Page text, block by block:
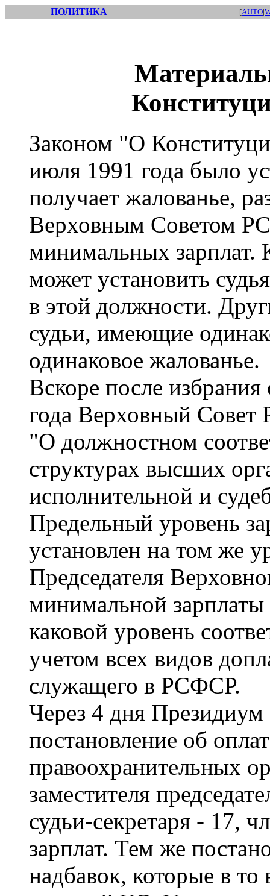
ПОЛИТИКА [AUTO|
Законом "О
июля 1991 года было
получает жалованье,
Верховным Советом
минимальных зарплат.
может установить
в этой должности.
судьи, имеющие
одинаковое жалованье.
Вскоре после
года Верховный
"О должностном
структурах высших
исполнительной и
Предельный уровень
установлен на том же
Председателя
минимальной
каковой уровень
учетом всех видов
служащего в РСФСР.
Через 4 дня
постановление об
правоохранительных
заместителя
судьи-секретаря - 17,
зарплат. Тем же
надбавок, которые в